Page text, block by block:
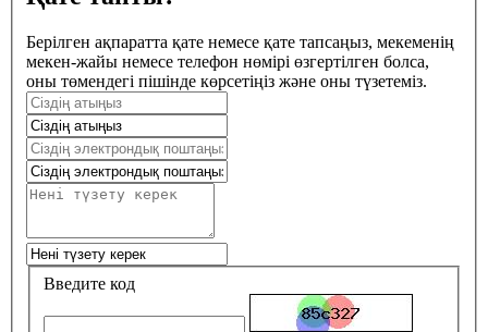
Берілген ақпаратта қате немесе қате тапсаңыз, мекеменің
мекен-жайы немесе телефон нөмірі өзгертілген болса,
оны төмендегі пішінде көрсетіңіз және оны түзетеміз.
Введите код